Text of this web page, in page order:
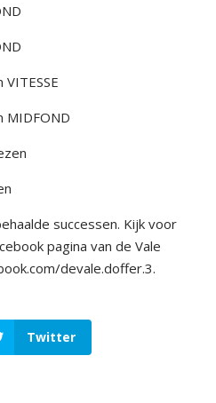
MIDFOND
successen. Kijk voor
pagina van de Vale
devale.doffer.3.
Twitter